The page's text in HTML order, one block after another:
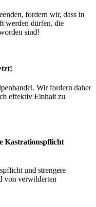
fordern wir, dass in
werden dürfen, die
sind!
Wir fordern daher
effektiv Einhalt zu
Kastrationspflicht
und strengere
von verwilderten